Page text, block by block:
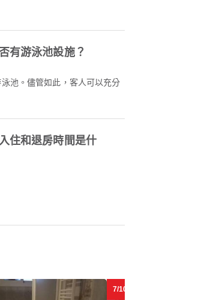
有游泳池設施？
池。儘管如此，客人可以充分
住和退房時間是什
7/10